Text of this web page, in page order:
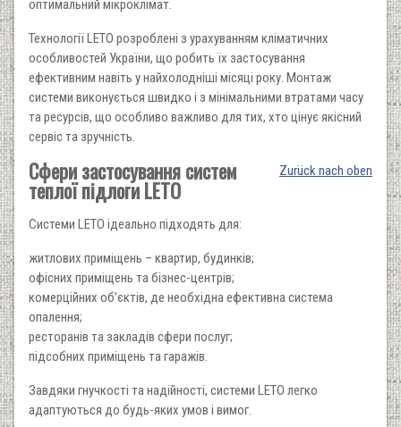
оптимальний мікроклімат.
Технології LETO розроблені з урахуванням кліматичних
особливостей України, що робить їх застосування
ефективним навіть у найхолодніші місяці року. Монтаж
системи виконується швидко і з мінімальними втратами часу
та ресурсів, що особливо важливо для тих, хто цінує якісний
сервіс та зручність.
Zurück nach oben
Сфери застосування систем
теплої підлоги LETO
Системи LETO ідеально підходять для:
житлових приміщень – квартир, будинків;
офісних приміщень та бізнес-центрів;
комерційних об’єктів, де необхідна ефективна система
опалення;
ресторанів та закладів сфери послуг;
підсобних приміщень та гаражів.
Завдяки гнучкості та надійності, системи LETO легко
адаптуються до будь-яких умов і вимог.